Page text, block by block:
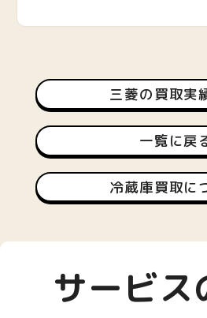
三菱の買取実
一覧に戻
冷蔵庫買取に
サービス